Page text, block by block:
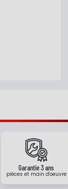
Garantie 3 ans
pièces et main d'oeuvre